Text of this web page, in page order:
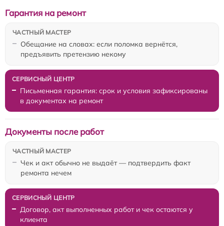
Обещание на словах: если поломка вернётся,
предъявить претензию некому
Гарантия на ремонт
Письменная гарантия: срок и условия зафиксированы
в документах на ремонт
Чек и акт обычно не выдаёт — подтвердить факт
ремонта нечем
Документы после работ
Договор, акт выполненных работ и чек остаются у
клиента